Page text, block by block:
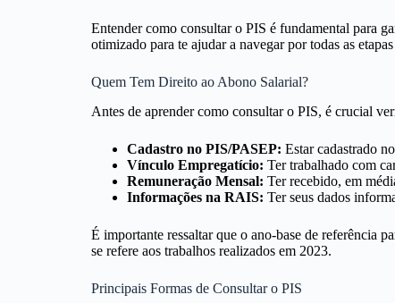
Entender como consultar o PIS é fundamental para
otimizado para te ajudar a navegar por todas as
Quem Tem Direito ao Abono Salarial?
Antes de aprender como consultar o PIS, é crucial
Cadastro no PIS/PASEP: Estar cadastrado
Vínculo Empregatício: Ter trabalhado com
Remuneração Mensal: Ter recebido, em
Informações na RAIS: Ter seus dados
É importante ressaltar que o ano-base de referência
se refere aos trabalhos realizados em 2023.
Principais Formas de Consultar o PIS